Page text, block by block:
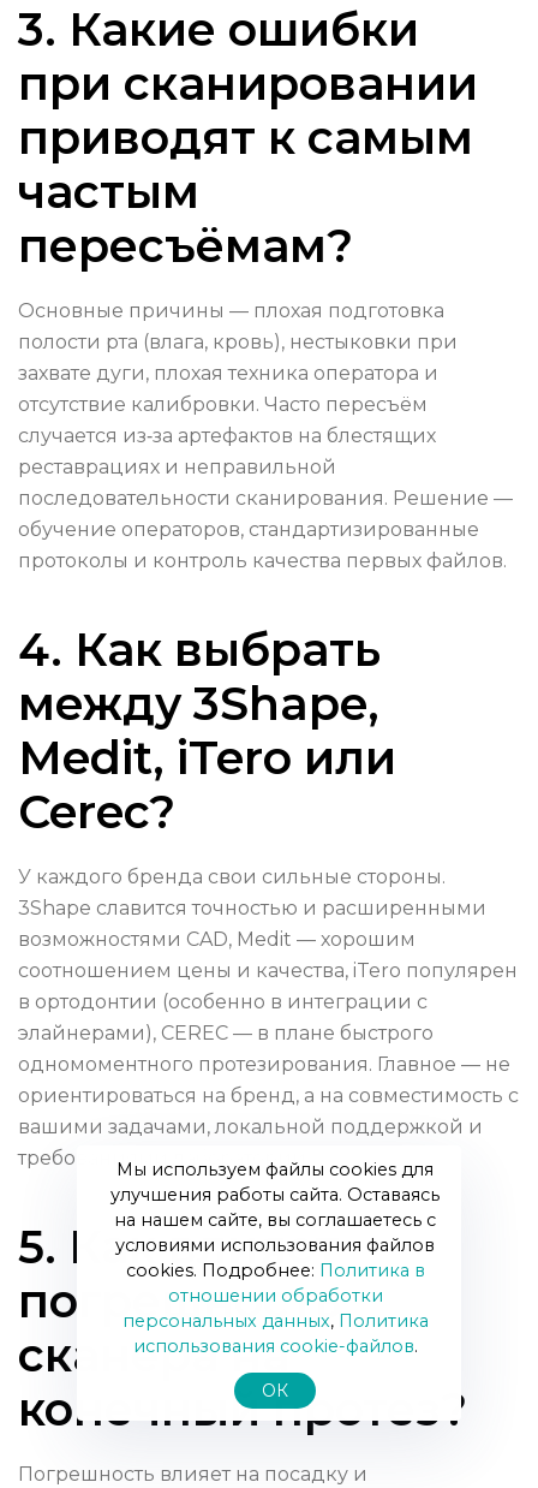
3. Какие ошибки
при сканировании
приводят к самым
частым
пересъёмам?
Основные причины — плохая подготовка
полости рта (влага, кровь), нестыковки при
захвате дуги, плохая техника оператора и
отсутствие калибровки. Часто пересъём
случается из‑за артефактов на блестящих
реставрациях и неправильной
последовательности сканирования. Решение —
обучение операторов, стандартизированные
протоколы и контроль качества первых файлов.
4. Как выбрать
между 3Shape,
Medit, iTero или
Cerec?
У каждого бренда свои сильные стороны.
3Shape славится точностью и расширенными
возможностями CAD, Medit — хорошим
соотношением цены и качества, iTero популярен
в ортодонтии (особенно в интеграции с
элайнерами), CEREC — в плане быстрого
одномоментного протезирования. Главное — не
ориентироваться на бренд, а на совместимость с
вашими задачами, локальной поддержкой и
требованиями лаборатории.
5. Как влияет
погрешность
сканера на
конечный протез?
Погрешность влияет на посадку и
Мы используем файлы cookies для
улучшения работы сайта. Оставаясь
на нашем сайте, вы соглашаетесь с
условиями использования файлов
cookies. Подробнее: Политика в
отношении обработки
персональных данных, Политика
использования сookie-файлов.
ОК